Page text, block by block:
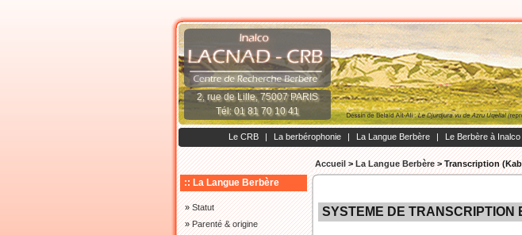
2, rue de Lille, 75007 PARIS
Tél: 01 81 70 10 41
Le CRB | La berbérophonie | La Langue Berbère | Le Berbère à Inalco
Accueil>La Langue Berbère>Transcription
:: La Langue Berbère
»Statut
»Parenté & origine
SYSTEME DE TRANSCRIPTION